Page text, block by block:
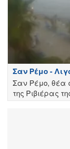
Σαν Ρέμο -
Σαν Ρέμο, θέα
της Ριβιέρας